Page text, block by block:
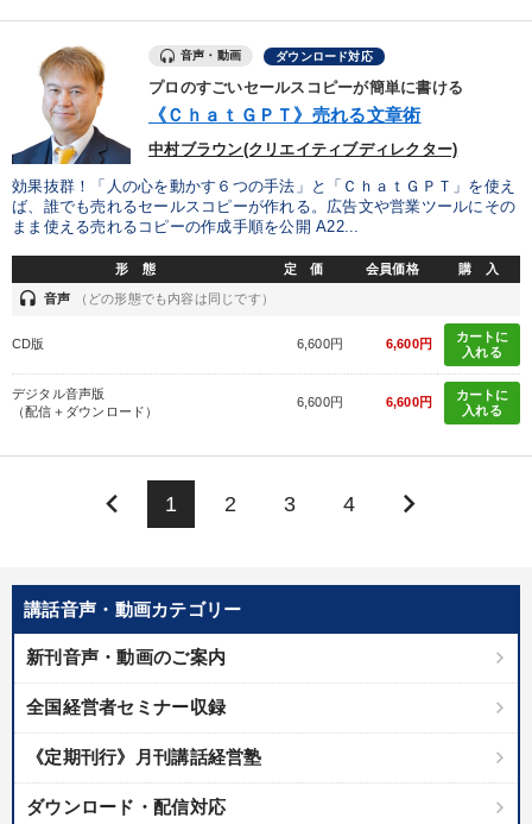
講話音声・動画カテゴリー
新刊音声・動画のご案内
全国経営者セミナー収録
《定期刊行》月刊講話経営塾
ダウンロード・配信対応
音声・動画 ダウンロード対応
プロのすごいセールスコピーが簡単に書ける
《ＣｈａｔＧＰＴ》売れる文章術
中村ブラウン(クリエイティブディレクター)
効果抜群！「人の心を動かす６つの手法」と「ＣｈａｔＧＰＴ」を使え
ば、誰でも売れるセールスコピーが作れる。広告文や営業ツールにその
まま使える売れるコピーの作成手順を公開 A22...
形 態 定 価 会員価格 購 入
headset 音声 （どの形態でも内容は同じです）
CD版 6,600円 6,600円
カートに
入れる
デジタル音声版
（配信＋ダウンロード）
6,600円 6,600円
カートに
入れる
keyboard_arrow_left 1 2 3 4 keyboard_arrow_right